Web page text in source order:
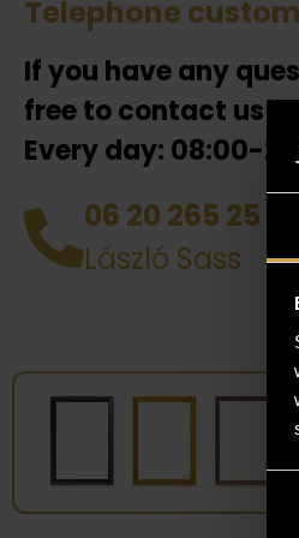
Telephone
If you have any
free to contact us!
Every day: 08:00-
06 20 265 25 49
László Sass